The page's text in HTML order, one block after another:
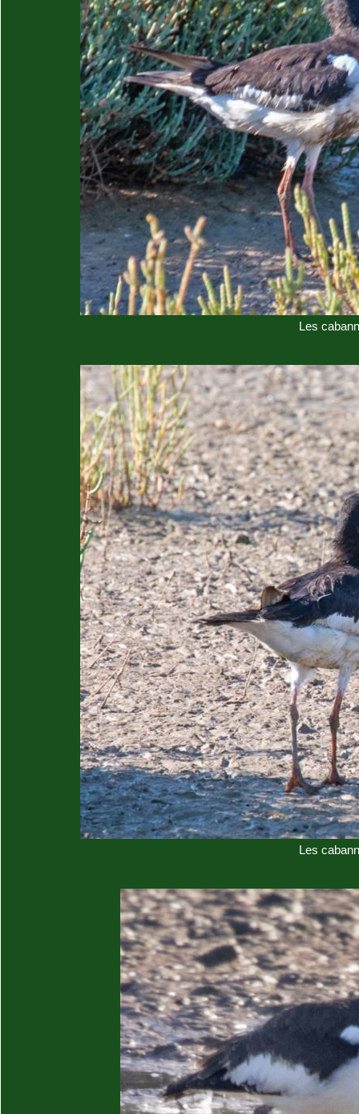
Les
Les